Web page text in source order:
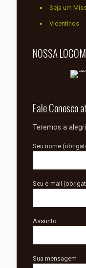
Seja um
Vicentinos
NOSSA
Fale Conosco
Teremos a
Seu nome
Seu e-mail
Assunto
Sua mensagem